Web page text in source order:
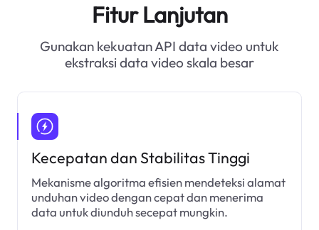
Fitur Lanjutan
Gunakan kekuatan API data video untuk
ekstraksi data video skala besar
Kecepatan dan Stabilitas Tinggi
Mekanisme algoritma efisien mendeteksi alamat
unduhan video dengan cepat dan menerima
data untuk diunduh secepat mungkin.